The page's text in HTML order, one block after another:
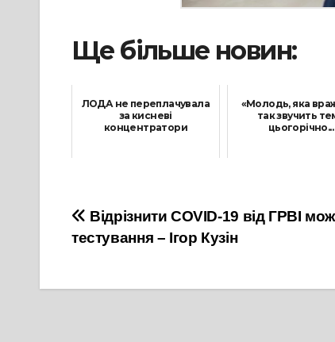
Ще більше новин:
ЛОДА не переплачувала
за кисневі
концентратори
«Молодь, яка
так звучить
цьогорічно...
Навігація
записів
Відрізнити COVID-19 від ГРВІ
тестування – Ігор Кузін